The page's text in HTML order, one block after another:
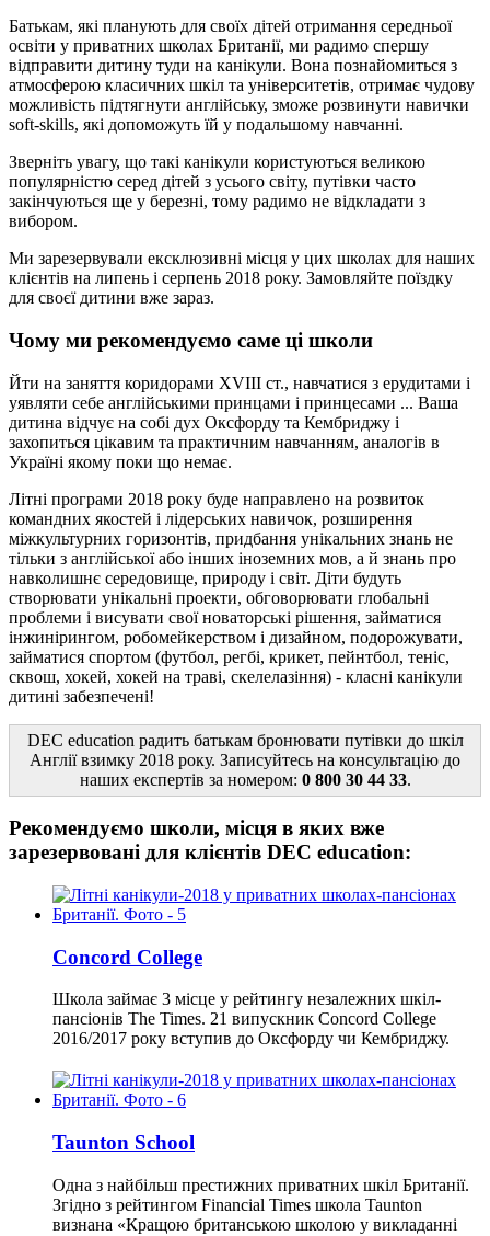
Батькам, які планують для своїх дітей отримання середньої
освіти у приватних школах Британії, ми радимо спершу
відправити дитину туди на канікули. Вона познайомиться з
атмосферою класичних шкіл та університетів, отримає чудову
можливість підтягнути англійську, зможе розвинути навички
soft-skills, які допоможуть їй у подальшому навчанні.
Зверніть увагу, що такі канікули користуються великою
популярністю серед дітей з усього світу, путівки часто
закінчуються ще у березні, тому радимо не відкладати з
вибором.
Ми зарезервували ексклюзивні місця у цих школах для наших
клієнтів на липень і серпень 2018 року. Замовляйте поїздку
для своєї дитини вже зараз.
Чому ми рекомендуємо саме ці школи
Йти на заняття коридорами ХVIII ст., навчатися з ерудитами і
уявляти себе англійськими принцами і принцесами ... Ваша
дитина відчує на собі дух Оксфорду та Кембриджу і
захопиться цікавим та практичним навчанням, аналогів в
Україні якому поки що немає.
Літні програми 2018 року буде направлено на розвиток
командних якостей і лідерських навичок, розширення
міжкультурних горизонтів, придбання унікальних знань не
тільки з англійської або інших іноземних мов, а й знань про
навколишнє середовище, природу і світ. Діти будуть
створювати унікальні проекти, обговорювати глобальні
проблеми і висувати свої новаторські рішення, займатися
інжинірингом, робомейкерством і дизайном, подорожувати,
займатися спортом (футбол, регбі, крикет, пейнтбол, теніс,
сквош, хокей, хокей на траві, скелелазіння) - класні канікули
дитині забезпечені!
DEC education радить батькам бронювати путівки до шкіл
Англії взимку 2018 року. Записуйтесь на консультацію до
наших експертів за номером: 0 800 30 44 33.
Рекомендуємо школи, місця в яких вже
зарезервовані для клієнтів DEC education:
Concord College
Школа займає 3 місце у рейтингу незалежних шкіл-
пансіонів The Times. 21 випускник Concord College
2016/2017 року вступив до Оксфорду чи Кембриджу.
Taunton School
Одна з найбільш престижних приватних шкіл Британії.
Згідно з рейтингом Financial Times школа Taunton
визнана «Кращою британською школою у викладанні